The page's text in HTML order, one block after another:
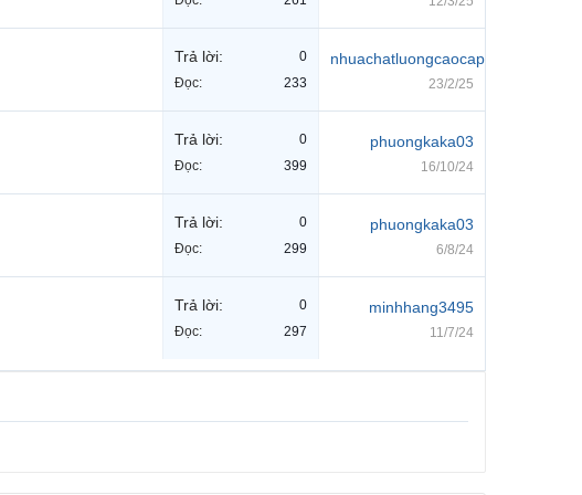
Trả lời:
0
Đọc:
233
nhuachatluongcaocap
23/2/25
Trả lời:
0
Đọc:
399
phuongkaka03
16/10/24
Trả lời:
0
Đọc:
299
phuongkaka03
6/8/24
Trả lời:
0
Đọc:
297
minhhang3495
11/7/24